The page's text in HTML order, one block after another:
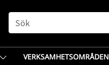
SEARCH
VERKSAMHETSOMRÅDEN